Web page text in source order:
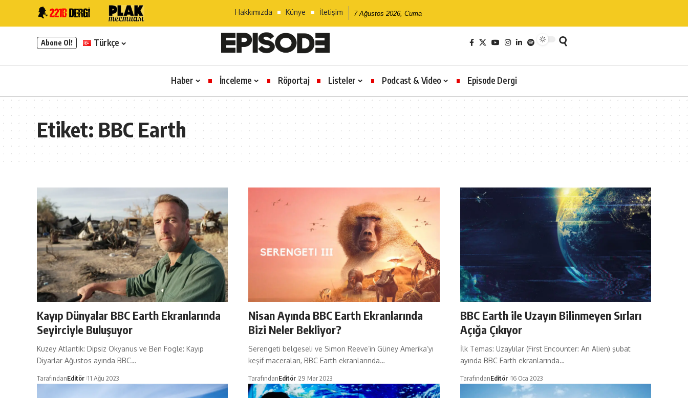
Hakkımızda Künye İletişim 7 Ağustos 2026, Cuma
Abone Ol! Türkçe
Haber İnceleme Röportaj Listeler Podcast & Video Episode Dergi
Etiket:BBC Earth
Kayıp Dünyalar BBC Earth Ekranlarında
Seyirciyle Buluşuyor
Kuzey Atlantik: Dipsiz Okyanus ve Ben Fogle: Kayıp
Diyarlar Ağustos ayında BBC…
TarafındanEditör 11 Ağu 2023
Nisan Ayında BBC Earth Ekranlarında
Bizi Neler Bekliyor?
Serengeti belgeseli ve Simon Reeve’in Güney Amerika’yı
keşif maceraları, BBC Earth ekranlarında…
TarafındanEditör 29 Mar 2023
BBC Earth ile Uzayın Bilinmeyen Sırları
Açığa Çıkıyor
İlk Temas: Uzaylılar (First Encounter: An Alien) şubat
ayında BBC Earth ekranlarında…
TarafındanEditör 16 Oca 2023